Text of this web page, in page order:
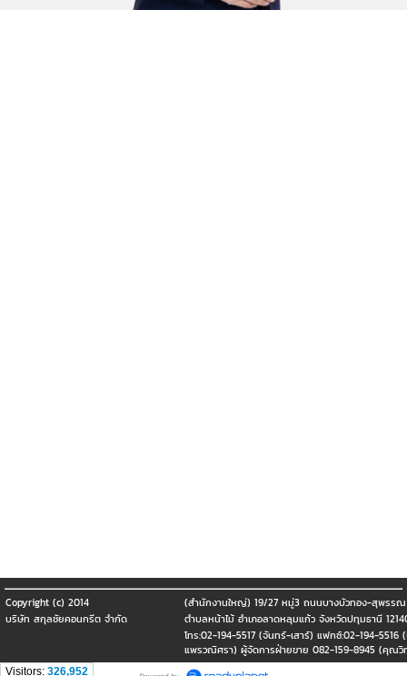
Copyright (c) 2014
(สำนักงานใหญ่) 19/27 หมู่3 ถนนบางบัวทอง-สุพรร
บริษัท สกุลชัยคอนกรีต จำกัด
ตำบลหน้าไม้ อำเภอลาดหลุมแก้ว จังหวัดปทุมธานี
โทร:02-194-5517 (จันทร์-เสาร์) แฟกซ์:02-194-
แพรวณิศรา) ผู้จัดการฝ่ายขาย 082-159-8945 (คุณวิ
Visitors: 326,952